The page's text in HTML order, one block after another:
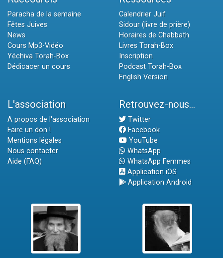
Paracha de la semaine
Fêtes Juives
News
Cours Mp3-Vidéo
Yéchiva Torah-Box
Dédicacer un cours
Calendrier Juif
Sidour (livre de prière)
Horaires de Chabbath
Livres Torah-Box
Inscription
Podcast Torah-Box
English Version
L'association
A propos de l'association
Faire un don !
Mentions légales
Nous contacter
Aide (FAQ)
Retrouvez-nous...
Twitter
Facebook
YouTube
WhatsApp
WhatsApp Femmes
Application iOS
Application Android